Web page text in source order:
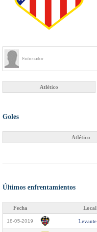
Entrenador
Atlético
Goles
Atlético
Últimos enfrentamientos
Fecha Local
18-05-2019 Levante